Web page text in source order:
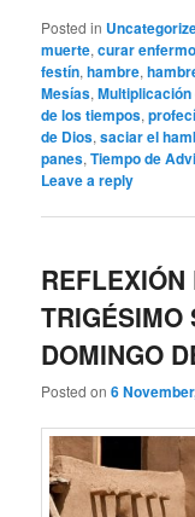
Posted in
muerte,curar
festín,hambre,
Mesías,
de los tiempos,
de Dios,saciar el
panes,Tiempo de
Leave a reply
REFLEXIÓN
TRIGÉSIMO
DOMINGO
Posted on6